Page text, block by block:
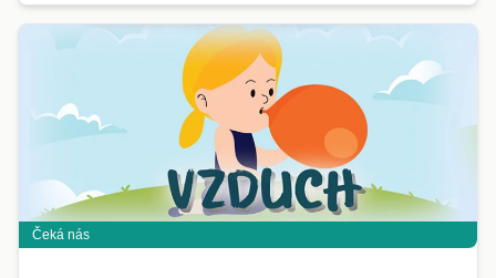
Čeká nás